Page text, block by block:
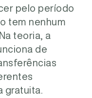
pelo período
tem nenhum
teoria, a
de
gratuita.